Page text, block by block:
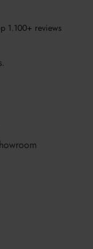
1.100+ reviews